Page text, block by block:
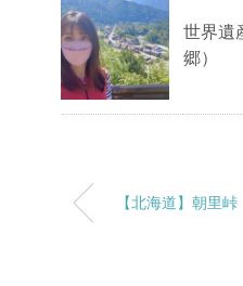
世界遺
郷）
【北海道】朝里峠